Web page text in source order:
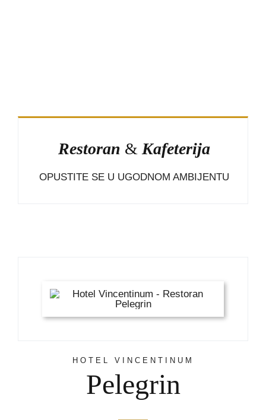
Restoran &Kafeterija
OPUSTITE SE U UGODNOM AMBIJENTU
HOTEL VINCENTINUM
Pelegrin